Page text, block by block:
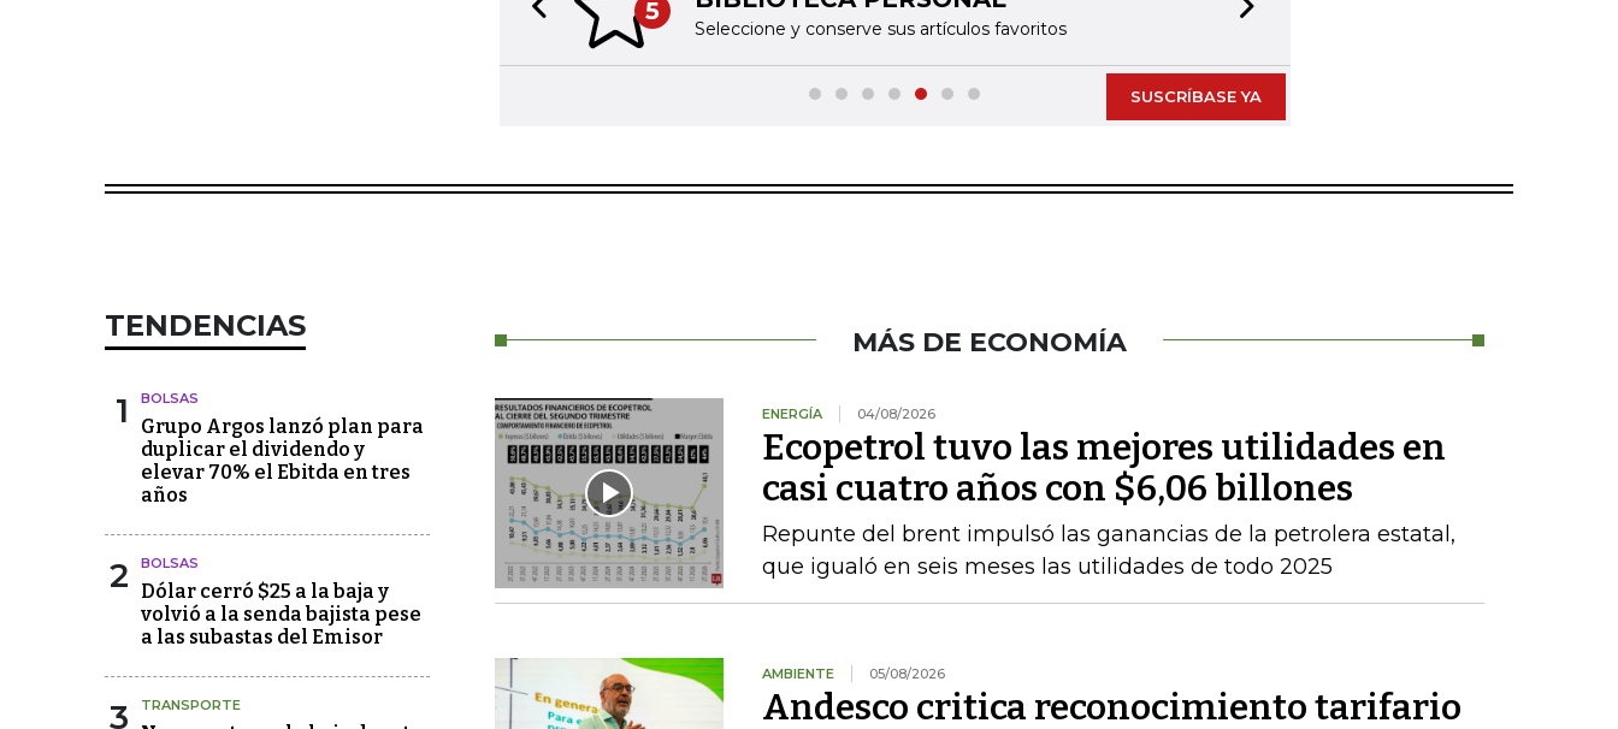
5
Seleccione y conserve sus artículos favoritos
Previous slide
SUSCRÍBASE YA
TENDENCIAS
1 BOLSAS
Grupo Argos lanzó plan para
duplicar el dividendo y
elevar 70% el Ebitda en tres
años
2 BOLSAS
Dólar cerró $25 a la baja y
volvió a la senda bajista pese
a las subastas del Emisor
3 TRANSPORTE
MÁS DE ECONOMÍA
ENERGÍA 04/08/2026
Ecopetrol tuvo las mejores utilidades en
casi cuatro años con $6,06 billones
Repunte del brent impulsó las ganancias de la petrolera estatal,
que igualó en seis meses las utilidades de todo 2025
AMBIENTE 05/08/2026
Andesco critica reconocimiento tarifario